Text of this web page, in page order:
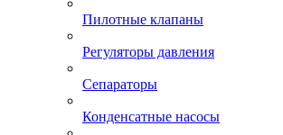
Пилотные клапаны
Регуляторы давления
Сепараторы
Конденсатные насосы